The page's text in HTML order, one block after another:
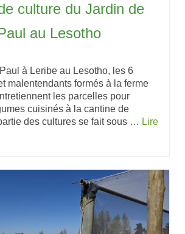
culture du Jardin de
au Lesotho
à Leribe au Lesotho, les 6
malentendants formés à la ferme
les parcelles pour
cuisinés à la cantine de
des cultures se fait sous … Lire